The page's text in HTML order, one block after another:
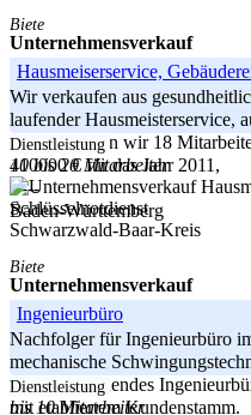
Biete
Unternehmensverkauf
Hausmeiserservice,
Wir verkaufen aus
laufender Hausmeisterservice,
zur Zeit haben wir 18
410000 € für das Jahr 2011,
-----
Baden-Württemberg
Dienstleistung
10 bis 20 Mitarbeiter
Schwarzwald-Baar-Kreis
Biete
Unternehmensverkauf
Ingenieurbüro
Nachfolger für Ingenieurbüro
mechanische
Jahren bestehendes
mit etabliertem Kundenstamm.
Dienstleistung
bis 10 Mitarbeiter